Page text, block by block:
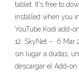
tablet. It's free to
installed when you
YouTube Kodi add-
12. SkyNet – 6 Mar
sin lugar a dudas,
descargar el Add-